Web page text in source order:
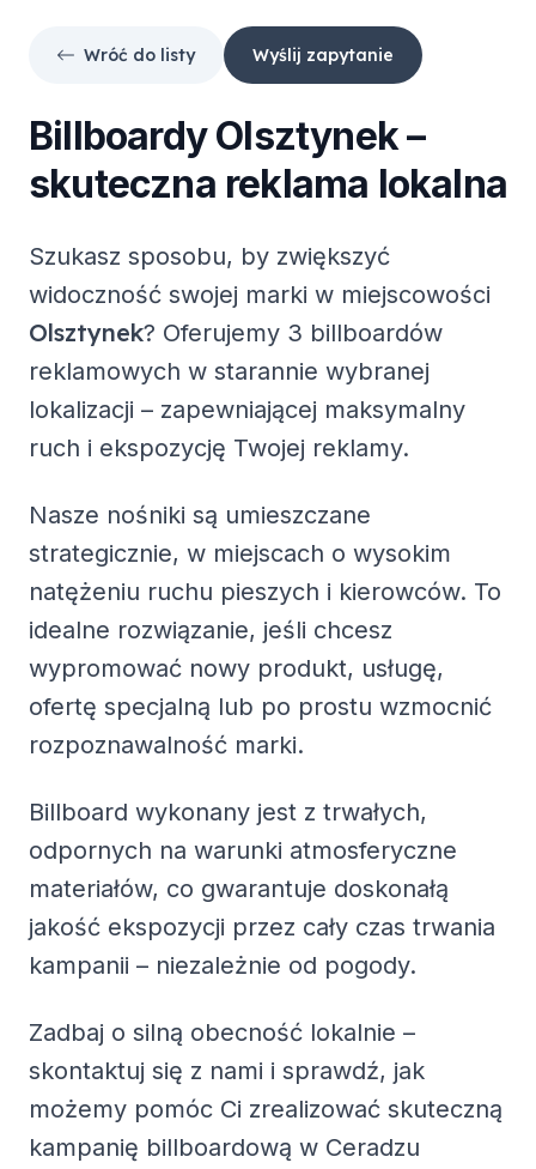
Wróć do listy Wyślij zapytanie
BillboardyOlsztynek–
skuteczna reklama lokalna
Szukasz sposobu, by zwiększyć
widoczność swojej marki w miejscowości
Olsztynek? Oferujemy 3 billboardów
reklamowych w starannie wybranej
lokalizacji – zapewniającej maksymalny
ruch i ekspozycję Twojej reklamy.
Nasze nośniki są umieszczane
strategicznie, w miejscach o wysokim
natężeniu ruchu pieszych i kierowców. To
idealne rozwiązanie, jeśli chcesz
wypromować nowy produkt, usługę,
ofertę specjalną lub po prostu wzmocnić
rozpoznawalność marki.
Billboard wykonany jest z trwałych,
odpornych na warunki atmosferyczne
materiałów, co gwarantuje doskonałą
jakość ekspozycji przez cały czas trwania
kampanii – niezależnie od pogody.
Zadbaj o silną obecność lokalnie –
skontaktuj się z nami i sprawdź, jak
możemy pomóc Ci zrealizować skuteczną
kampanię billboardową w Ceradzu